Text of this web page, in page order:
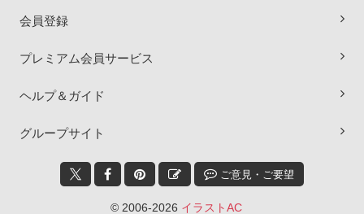
会員登録
プレミアム会員サービス
ヘルプ＆ガイド
グループサイト
ご意見・ご要望
© 2006-2026 イラストAC